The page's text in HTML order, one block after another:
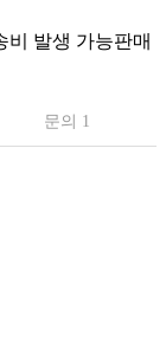
비 발생 가능판매
문의 1